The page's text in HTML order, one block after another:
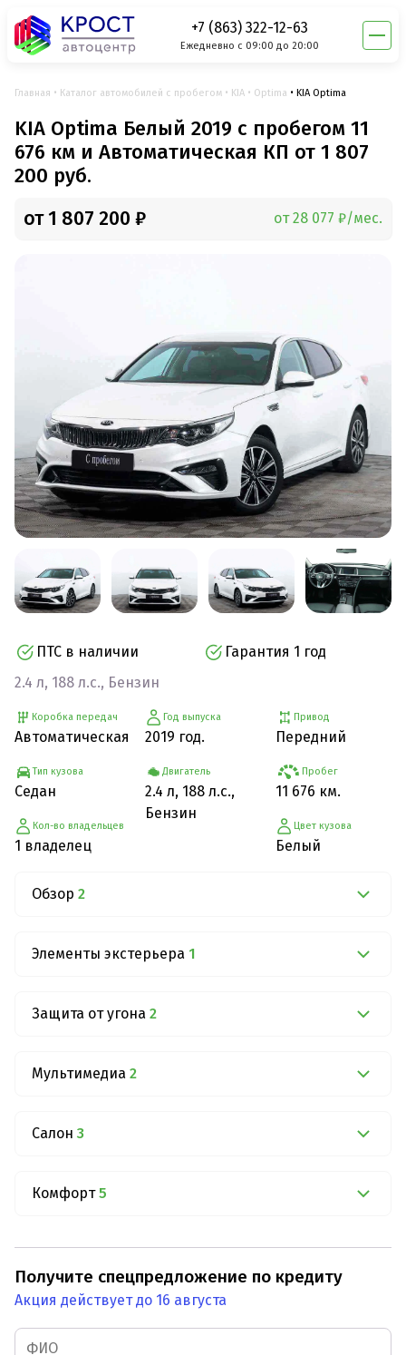
+7 (863) 322-12-63
Ежедневно с 09:00 до 20:00
Главная Каталог автомобилей с пробегом KIA Optima KIA Optima
KIA Optima Белый 2019 с пробегом 11
676 км и Автоматическая КП от 1 807
200 руб.
от 1 807 200 ₽ от 28 077 ₽/мес.
ПТС в наличии
Гарантия 1 год
2.4 л, 188 л.с., Бензин
Коробка передач
Автоматическая
Тип кузова
Седан
Кол-во владельцев
1 владелец
Год выпуска
2019 год.
Двигатель
2.4 л, 188 л.с.,
Бензин
Привод
Передний
Пробег
11 676 км.
Цвет кузова
Белый
Обзор 2
Элементы экстерьера 1
Защита от угона 2
Мультимедиа 2
Салон 3
Комфорт 5
Получите спецпредложение по кредиту
Акция действует до 16 августа